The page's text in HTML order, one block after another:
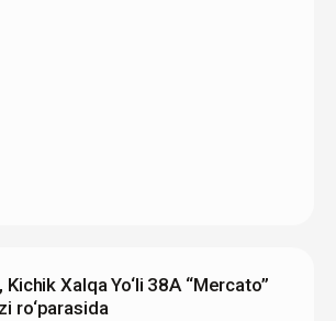
Xalqa Yo‘li 38A “Mercato”
ro‘parasida